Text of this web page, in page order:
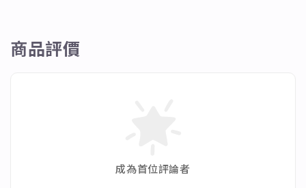
商品評價
成為首位評論者